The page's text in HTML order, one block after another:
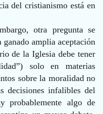
del cristianismo está en
otra pregunta se
amplia aceptación
de la Iglesia debe tener
solo en materias
sobre la moralidad no
decisiones infalibles del
probablemente algo de